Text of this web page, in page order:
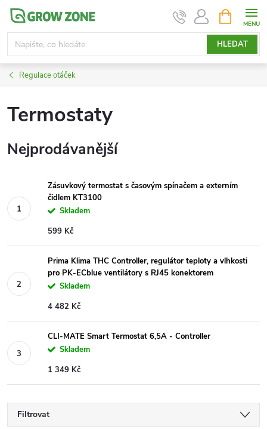
Přejít
obsah
HLEDAT
NÁKUPNÍ
KOŠÍK
Regulace otáček
Termostaty
Nejprodávanější
Zásuvkový termostat s časovým spínačem a externím
čidlem KT3100
Skladem
599 Kč
Prima Klima THC Controller, regulátor teploty a vlhkosti
pro PK-ECblue ventilátory s RJ45 konektorem
Skladem
4 482 Kč
CLI-MATE Smart Termostat 6,5A - Controller
Skladem
1 349 Kč
Filtrovat